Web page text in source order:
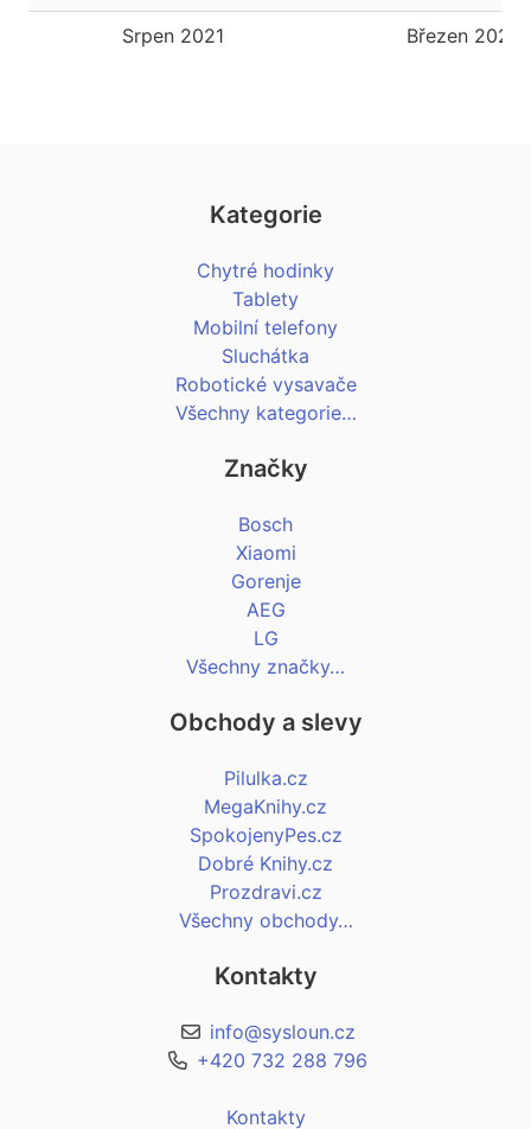
Srpen 2021 Březen 2021
Kategorie
Chytré hodinky
Tablety
Mobilní telefony
Sluchátka
Robotické vysavače
Všechny kategorie…
Značky
Bosch
Xiaomi
Gorenje
AEG
LG
Všechny značky…
Obchody a slevy
Pilulka.cz
MegaKnihy.cz
SpokojenyPes.cz
Dobré Knihy.cz
Prozdravi.cz
Všechny obchody…
Kontakty
info@sysloun.cz
+420 732 288 796
Kontakty